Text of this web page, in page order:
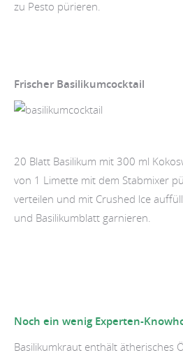
zu Pesto pürieren.
Frischer Basilikumcocktail
20 Blatt Basilikum mit 300 ml
von 1 Limette mit dem Stabmixer
verteilen und mit Crushed lce
und Basilikumblatt garnieren.
Noch ein wenig Experten-
Basilikumkraut enthält ätherisches